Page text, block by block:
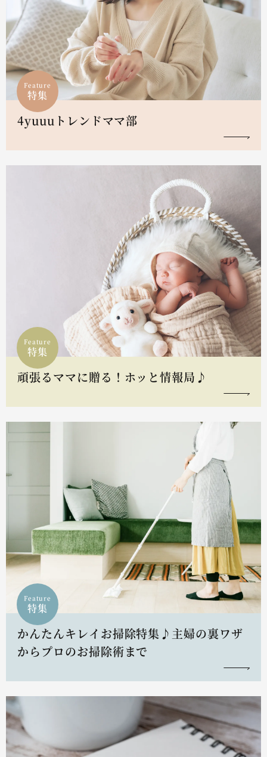
Feature
特集
4yuuuトレンドママ部
Feature
特集
頑張るママに贈る！ホッと情報局♪
Feature
特集
かんたんキレイお掃除特集♪主婦の裏ワザ
からプロのお掃除術まで